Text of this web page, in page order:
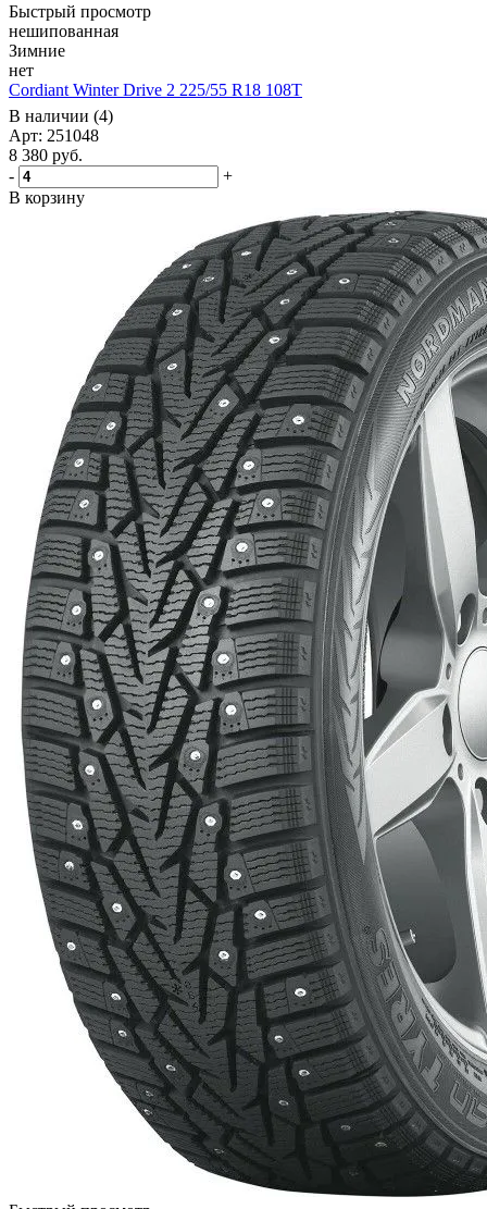
Быстрый просмотр
нешипованная
Зимние
нет
Cordiant Winter Drive 2 225/55 R18 108T
В наличии (4)
Арт: 251048
8 380 руб.
-
+
В корзину